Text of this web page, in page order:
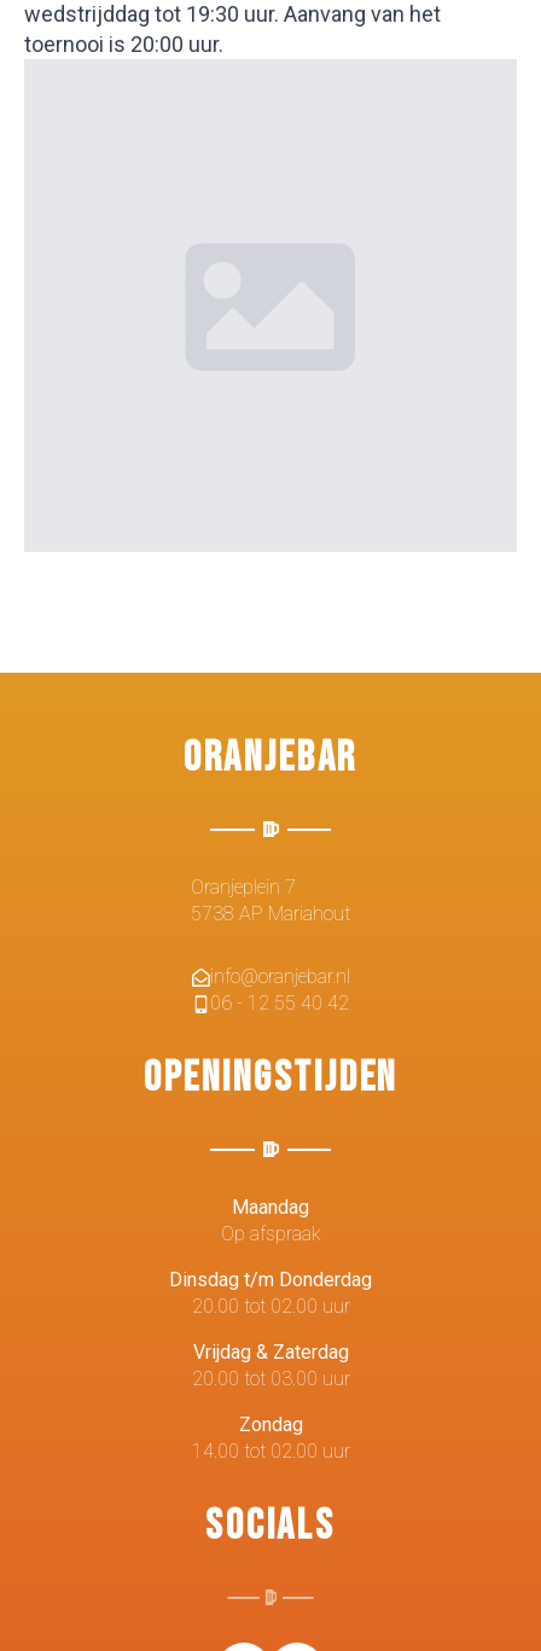
wedstrijddag tot 19:30 uur. Aanvang van het
toernooi is 20:00 uur.
Oranjebar
Oranjeplein 7
5738 AP Mariahout
info@oranjebar.nl
06 - 12 55 40 42
Openingstijden
Maandag
Op afspraak
Dinsdag t/m Donderdag
20.00 tot 02.00 uur
Vrijdag & Zaterdag
20.00 tot 03.00 uur
Zondag
14.00 tot 02.00 uur
Socials